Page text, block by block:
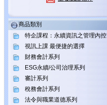
商品類別
特企課程：永續資訊之管理內控
視訊上課 最便捷的選擇
財務會計系列
ESG永續/公司治理系列
審計系列
稅務會計系列
法令與職業道德系列